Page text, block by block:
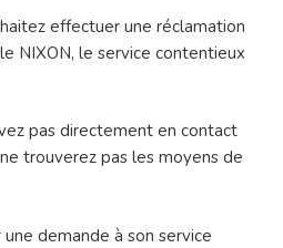
effectuer une réclamation
NIXON, le service contentieux
pas directement en contact
trouverez pas les moyens de
demande à son service